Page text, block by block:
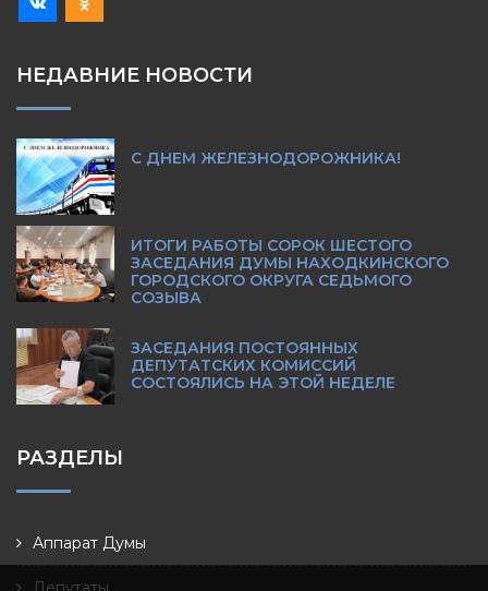
НЕДАВНИЕ НОВОСТИ
С ДНЕМ ЖЕЛЕЗНОДОРОЖНИКА!
ИТОГИ РАБОТЫ СОРОК ШЕСТОГО
ЗАСЕДАНИЯ ДУМЫ НАХОДКИНСКОГО
ГОРОДСКОГО ОКРУГА СЕДЬМОГО
СОЗЫВА
ЗАСЕДАНИЯ ПОСТОЯННЫХ
ДЕПУТАТСКИХ КОМИССИЙ
СОСТОЯЛИСЬ НА ЭТОЙ НЕДЕЛЕ
РАЗДЕЛЫ
Аппарат Думы